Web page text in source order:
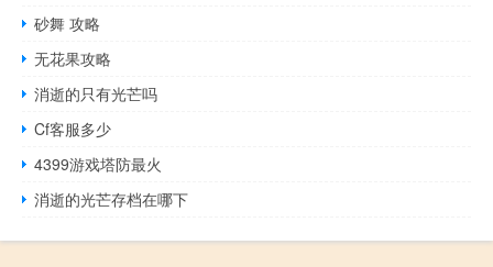
砂舞 攻略
无花果攻略
消逝的只有光芒吗
Cf客服多少
4399游戏塔防最火
消逝的光芒存档在哪下